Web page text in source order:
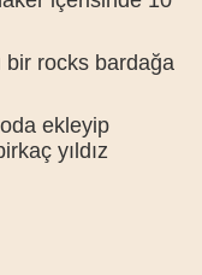
bir rocks bardağa
ekleyip
yıldız